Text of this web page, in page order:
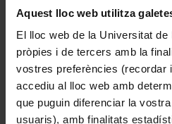
Aquest lloc web utilitza
El lloc web de la Universitat
pròpies i de tercers amb la
vostres preferències (recordar
accediu al lloc web amb
que puguin diferenciar la
usuaris), amb finalitats
l'erupció. Si s'observen
binocular, es
vesícules són
intercomunicades, de
per formar-ne una de
separades per parets
Basalt: roca ígnia volcànica